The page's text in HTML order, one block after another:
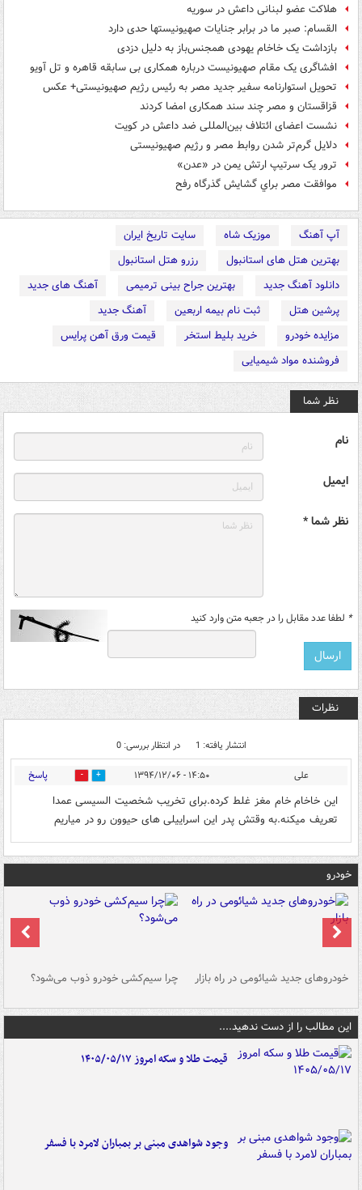
هلاکت عضو لبنانی داعش در سوریه
القسام: صبر ما در برابر جنایات صهیونیستها حدی دارد
بازداشت یک خاخام یهودی همجنس‌باز به دلیل دزدی
افشاگری یک مقام صهیونیست درباره همکاری بی سابقه قاهره و تل آویو
تحویل استوارنامه سفیر جدید مصر به رئیس رژیم صهیونیستی+ عکس
قزاقستان و مصر چند سند همکاری امضا کردند
نشست اعضای ائتلاف بین‌المللی ضد داعش در کویت
دلایل گرم‌تر شدن روابط مصر و رژیم صهیونیستی
ترور یک سرتیپ ارتش یمن در «عدن»
موافقت مصر براي گشايش گذرگاه رفح
آپ آهنگ موزیک شاه
سایت تاریخ ایران
بهترین هتل های استانبول
رزرو هتل استانبول
دانلود آهنگ جدید
بهترین جراح بینی ترمیمی
آهنگ های جدید
پرشین هتل
ثبت نام بیمه اربعین
آهنگ جدید
مزایده خودرو
خرید بلیط استخر
قیمت ورق آهن پرایس
فروشنده مواد شیمیایی
نظر شما
نام
ایمیل
نظر شما *
* لطفا عدد مقابل را در جعبه متن وارد کنید
نظرات
انتشار یافته: 1 در انتظار بررسی: 0
علی ۱۴:۵۰ - ۱۳۹۴/۱۲/۰۶ 1 پاسخ
این خاخام خام مغز غلط کرده.برای تخریب شخصیت السیسی عمدا
تعریف میکنه.به وقتش پدر این اسراییلی های حیوون رو در میاریم
خودرو
خودروهای جدید شیائومی در راه بازار چرا سیم‌کشی خودرو ذوب می‌شود؟
این مطالب را از دست ندهید....
قیمت طلا و سکه امروز ۱۴۰۵/۰۵/۱۷
وجود شواهدی مبنی بر بمباران لامرد با فسفر